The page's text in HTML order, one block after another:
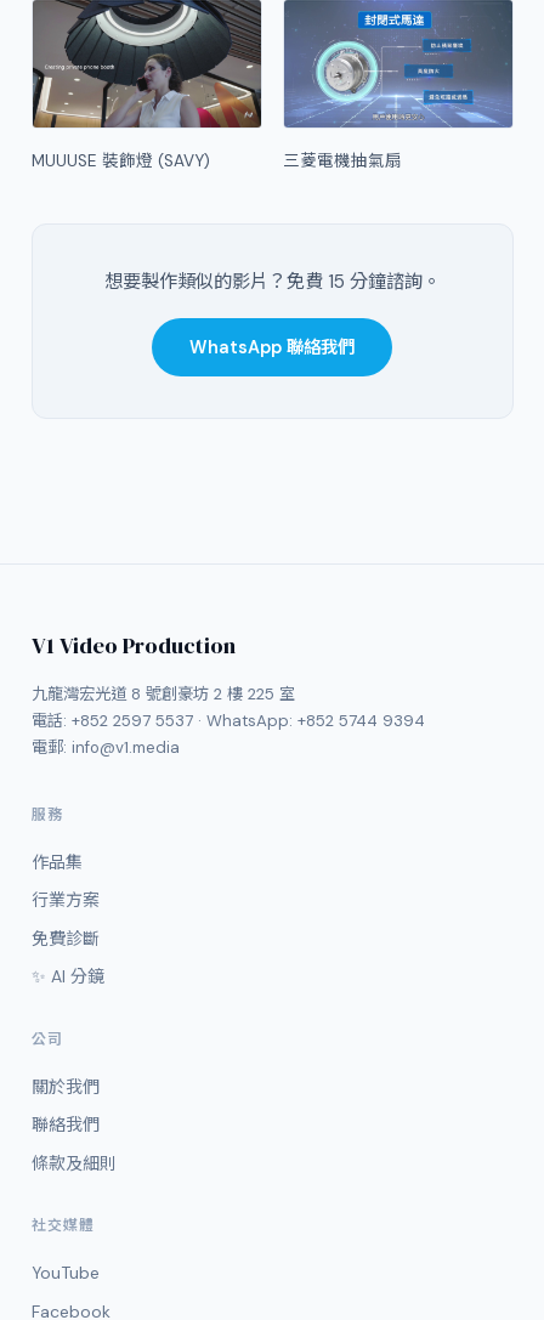
MUUUSE 裝飾燈 (SAVY) 三菱電機抽氣扇
想要製作類似的影片？免費 15 分鐘諮詢。
WhatsApp 聯絡我們
V1 Video Production
九龍灣宏光道 8 號創豪坊 2 樓 225 室
電話: +852 2597 5537· WhatsApp: +852 5744 9394
電郵: info@v1.media
服務
作品集
行業方案
免費診斷
✨ AI 分鏡
公司
關於我們
聯絡我們
條款及細則
社交媒體
YouTube
Facebook